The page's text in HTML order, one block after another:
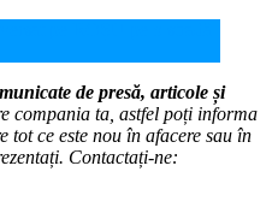
de presă, articole și
compania ta, astfel poți informa
ce este nou în afacere sau în
Contactați-ne: